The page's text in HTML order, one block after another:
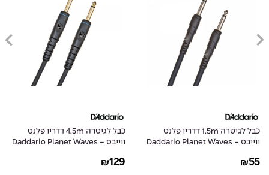
כבל לגיטרה 1.5m דדריו פלנט
ווייבס - Daddario Planet Waves
₪55
כבל לגיטרה 4.5m דדריו פלנט
ווייבס - Daddario Planet Waves
₪129